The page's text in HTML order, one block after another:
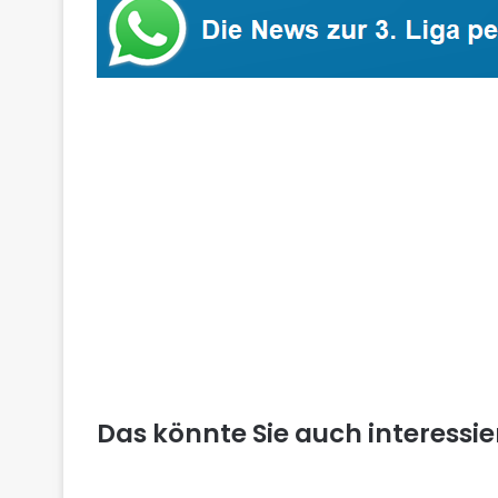
Das könnte Sie auch